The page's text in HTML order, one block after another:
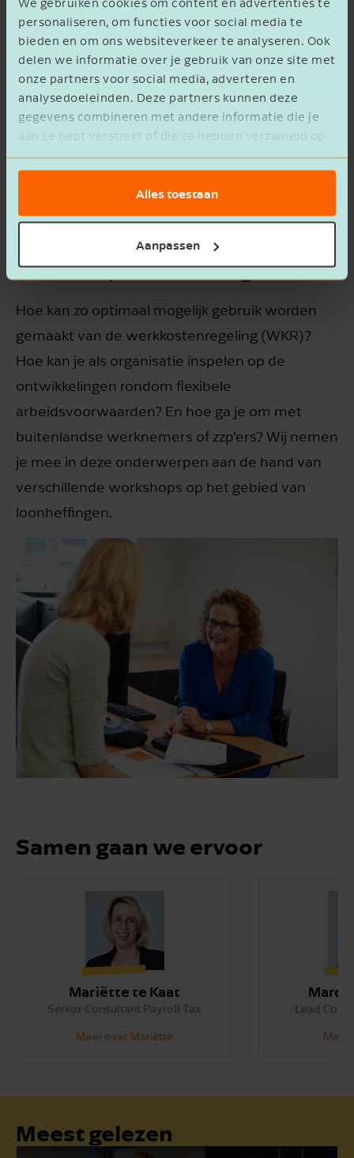
personaliseren, om functies voor social media te
bieden en om ons websiteverkeer te analyseren. Ook
delen we informatie over je gebruik van onze site met
onze partners voor social media, adverteren en
analysedoeleinden. Deze partners kunnen deze
gegevens combineren met andere informatie die je
aan ze hebt verstrekt of die ze hebben verzameld op
basis van het gebruik van hun services.
Alles toestaan
Aanpassen
Workshops loonheffingen
Hoe kan zo optimaal mogelijk gebruik worden
gemaakt van de werkkostenregeling (WKR)?
Hoe kan je als organisatie inspelen op de
ontwikkelingen rondom flexibele
arbeidsvoorwaarden? En hoe ga je om met
buitenlandse werknemers of zzp'ers? Wij nemen
je mee in deze onderwerpen aan de hand van
verschillende workshops op het gebied van
loonheffingen.
Samen gaan we ervoor
Mariëtte te Kaat
Senior Consultant Payroll Tax
Meer over Mariëtte
Lead
Meer
Meest gelezen